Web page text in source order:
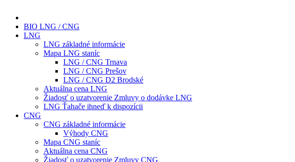
BIO LNG / CNG
LNG
LNG základné informácie
Mapa LNG staníc
LNG / CNG Trnava
LNG / CNG Prešov
LNG / CNG D2 Brodské
Aktuálna cena LNG
Žiadosť o uzatvorenie Zmluvy o dodávke LNG
LNG Ťahače ihneď k dispozícii
CNG
CNG základné informácie
Výhody CNG
Mapa CNG staníc
Aktuálna cena CNG
Žiadosť o uzatvorenie Zmluvy CNG